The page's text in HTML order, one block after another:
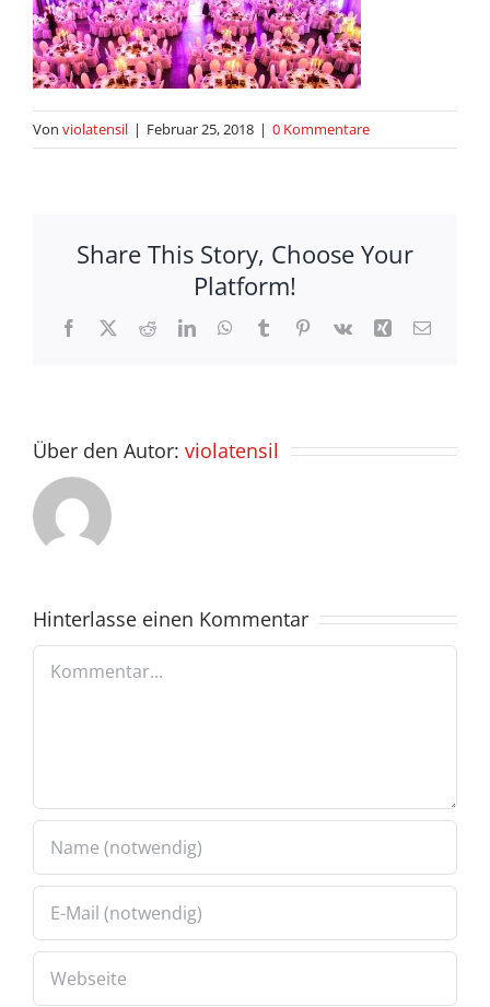
Von violatensil | Februar 25, 2018 | 0 Kommentare
Share This Story, Choose Your
Platform!
Facebook
X RedditLinkedInWhatsApp
TumblrPinterest
Vk Xing E-
Über den Autor: violatensil
Hinterlasse einen Kommentar
Kommentar